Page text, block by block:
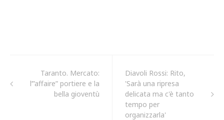
Taranto. Mercato:
l’”affaire” portiere e la
bella gioventù
Diavoli Rossi: Rito,
'Sarà una ripresa
delicata ma c'è tanto
tempo per
organizzarla'